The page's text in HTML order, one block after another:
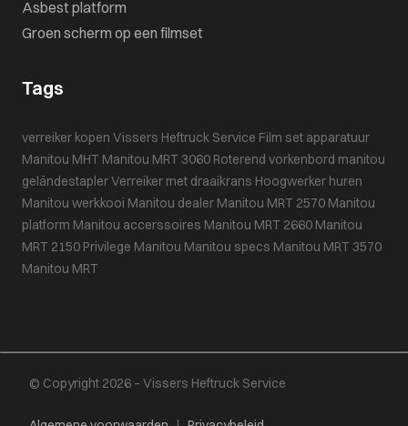
Asbest platform
Groen scherm op een filmset
Tags
verreiker kopen Vissers Heftruck Service Film set apparatuur
Manitou MHT Manitou MRT 3060 Roterend vorkenbord manitou
geländestaplerVerreiker met draaikrans Hoogwerker huren
Manitou werkkooi Manitou dealer Manitou MRT 2570 Manitou
platform Manitou accerssoires Manitou MRT 2660 Manitou
MRT 2150 Privilege Manitou Manitou specs Manitou MRT 3570
Manitou MRT
© Copyright 2026 – Vissers Heftruck Service